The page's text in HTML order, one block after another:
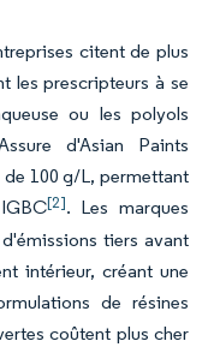
citent de plus
les prescripteurs à se
ou les polyols
d'Asian Paints
100 g/L, permettant
[2]. Les marques
tiers avant
intérieur, créant une
de résines
coûtent plus cher